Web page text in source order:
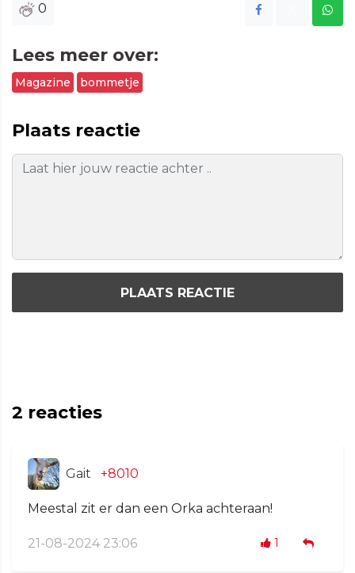
0
Lees meer over:
Magazine bommetje
Plaats reactie
PLAATS REACTIE
2 reacties
Gait +8010
Meestal zit er dan een Orka achteraan!
21-08-2024 23:06 1